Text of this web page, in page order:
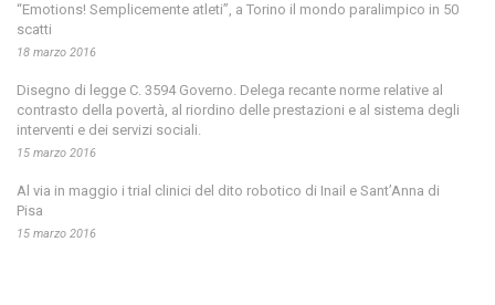
“Emotions! Semplicemente atleti”, a Torino il mondo paralimpico in 50
scatti
18 marzo 2016
Disegno di legge C. 3594 Governo. Delega recante norme relative al
contrasto della povertà, al riordino delle prestazioni e al sistema degli
interventi e dei servizi sociali.
15 marzo 2016
Al via in maggio i trial clinici del dito robotico di Inail e Sant’Anna di
Pisa
15 marzo 2016